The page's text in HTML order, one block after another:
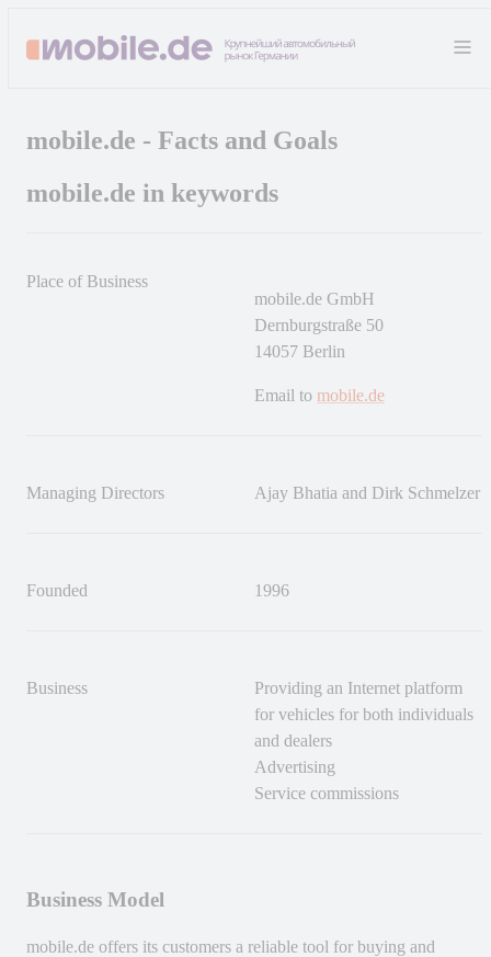
mobile.de - Facts and Goals
mobile.de in keywords
Place of Business
mobile.de GmbH
Dernburgstraße 50
14057 Berlin
Email to mobile.de
Managing Directors Ajay Bhatia and Dirk Schmelzer
Founded 1996
Business
Providing an Internet platform
for vehicles for both individuals
and dealers
Advertising
Service commissions
Business Model
mobile.de offers its customers a reliable tool for buying and